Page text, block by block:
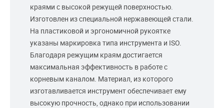
краями с высокой режущей поверхностью.
Изготовлен из специальной нержавеющей стали.
На пластиковой и эргономичной рукоятке
указаны маркировка типа инструмента и ISO.
Благодаря режущим краям достигается
максимальная эффективность в работе с
корневым каналом. Материал, из которого
изготавливается инструмент обеспечивает ему
высокую прочность, однако при использовании